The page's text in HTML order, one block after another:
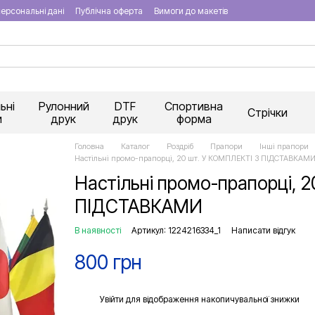
дані Публічна оферта Вимоги до макетів
Рулонний
друк
DTF
друк
Спортивна
форма
Стрічки
Головна Каталог Роздріб Прапори
Інші прапори
Настільні промо-прапорці, 20 шт. У КОМПЛЕКТІ З ПІДСТАВКАМИ
Настільні промо-
ПІДСТАВКАМИ
В наявності Артикул: 1224216334_1 Написати відгук
800 грн
Увійти для відображення накопичувальної знижки